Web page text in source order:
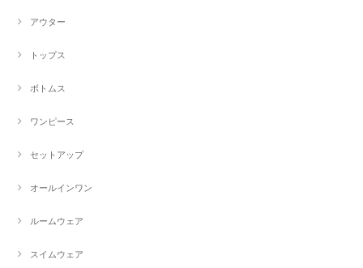
アウター
トップス
ボトムス
ワンピース
セットアップ
オールインワン
ルームウェア
スイムウェア